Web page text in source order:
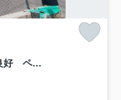
シュノンソー 3方角住戸 陽当たり良好 ペット相談